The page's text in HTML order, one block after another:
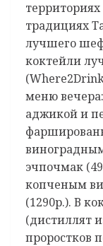
традициях
лучшего
коктейли
меню
аджикой и
эчпочмак
копченым
(1290р.). В
(дистиллят
проростков